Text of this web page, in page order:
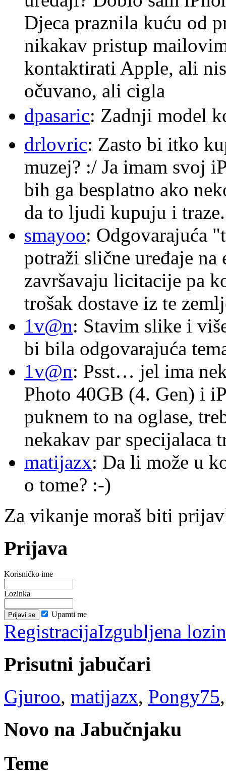
Djeca praznila kuću od
nikakav pristup
kontaktirati Apple, ali
očuvano, ali cigla
dpasaric: Zadnji model
drlovric: Zasto bi itko
muzej? :/ Ja imam svoj
bih ga besplatno ako
da to ljudi kupuju i traze.
smayoo: Odgovarajuća
potraži slične uređaje
završavaju licitacije pa
trošak dostave iz te
1v@n: Stavim slike i
bi bila odgovarajuća
1v@n: Psst… jel ima
Photo 40GB (4. Gen) i
puknem to na oglase,
nekakav par
matijazx: Da li može u
o tome? :-)
Za vikanje moraš biti
Prijava
Korisničko ime
Lozinka
Upamti me
RegistracijaIzgubljena
Prisutni jabučari
Gjuroo, matijazx, Pongy75
Novo na Jabučnjaku
Teme